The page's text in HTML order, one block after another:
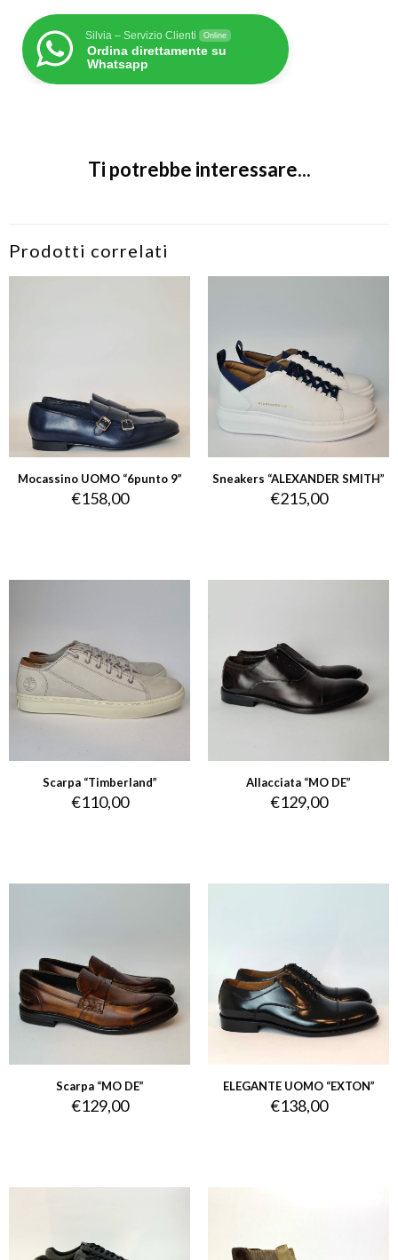
Silvia – Servizio Clienti Online
Ordina direttamente su
Whatsapp
Ti potrebbe interessare...
Prodotti correlati
Mocassino UOMO “6punto 9”
€158,00
Sneakers “ALEXANDER SMITH”
€215,00
Scarpa “Timberland”
€110,00
Allacciata “MO DE”
€129,00
Scarpa “MO DE”
€129,00
ELEGANTE UOMO “EXTON”
€138,00